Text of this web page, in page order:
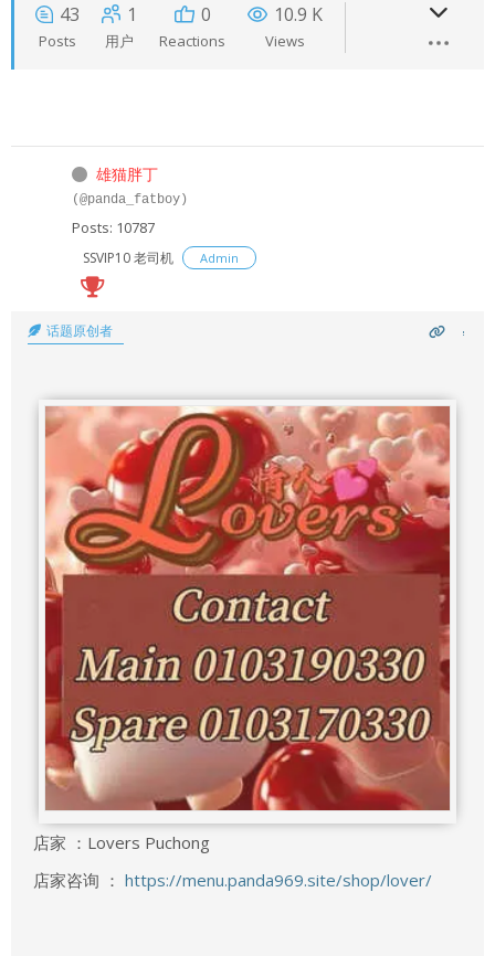
43
Posts
1
用户
0
Reactions
10.9 K
Views
雄猫胖丁
(@panda_fatboy)
Posts: 10787
SSVIP10 老司机 Admin
话题原创者
店家 ：Lovers Puchong
店家咨询 ： https://menu.panda969.site/shop/lover/